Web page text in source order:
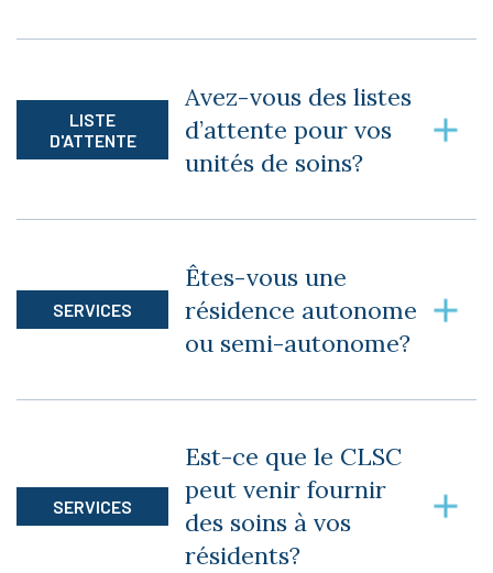
de venir effectuer une visite des lieux avant
votre inscription.
LISTE
D'ATTENTE
Avez-vous des listes
d’attente pour vos
unités de soins?
unités de soins, mais parfois nous avons des
unités de disponibles. Prenez le temps de nous
appeler pour vérifier.
SERVICES
Êtes-vous une
résidence autonome
ou semi-autonome?
personnes semi-autonomes.
SERVICES
Est-ce que le CLSC
peut venir fournir
des soins à vos
résidents?